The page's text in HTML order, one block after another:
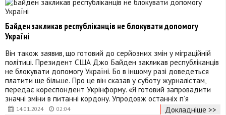
14.01.2024 02:04
Байден закликав республіканців не блокувати допомогу
Україні
Він також заявив, що готовий до серйозних змін у міграційній
політиці. Президент США Джо Байден закликав республіканців
не блокувати допомогу Україні. Бо в іншому разі доведеться
платити ще більше. Про це він сказав у суботу журналістам,
передає кореспондент Укрінформу. «Я готовий запровадити
значні зміни в питанні кордону. Упродовж останніх п’я
Докладніше >>